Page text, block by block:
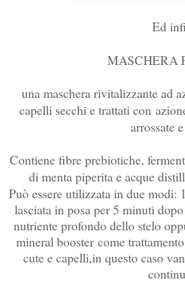
Ed
MASCHERA
una maschera rivitalizzante ad
capelli secchi e trattati con
arrossate
Contiene fibre prebiotiche,
di menta piperita e acque
Può essere utilizzata in due modi:
lasciata in posa per 5 minuti
nutriente profondo dello stelo
mineral booster come
cute e capelli,in questo caso